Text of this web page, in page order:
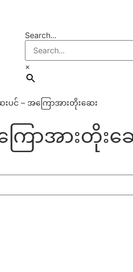
Search...
×
းပင် – အကြောအားတိုးဆေး
ောအားတိုးဆ